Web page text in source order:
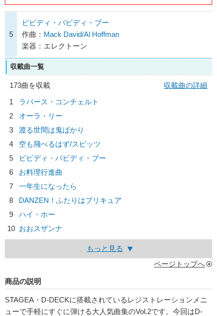
5
ビビディ・バビディ・ブー
作曲： Mack David/Al Hoffman
楽器：エレクトーン
収載曲一覧
173曲を収載
収載曲の詳細
1
ラバース・コンチェルト
2
オーラ・リー
3
渡る世間は鬼ばかり
4
空も飛べるはず/スピッツ
5
ビビディ・バビディ・ブー
6
お料理行進曲
7
一年生になったら
8
DANZEN！ふたりはプリキュア
9
ハイ・ホー
10 おおスザンナ
もっと見る
ページトップへ
商品の説明
STAGEA・D-DECKに搭載されているレジストレーションメニ
ューで手軽にすぐに弾ける大人気曲集のVol.2です。今回はD-